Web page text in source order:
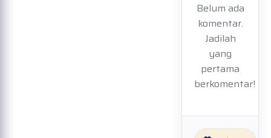
Belum ada
komentar.
Jadilah
yang
pertama
berkomentar!